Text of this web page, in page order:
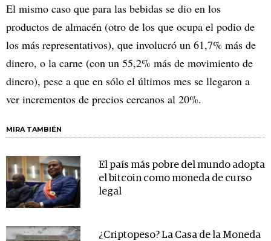
El mismo caso que para las bebidas se dio en los
productos de almacén (otro de los que ocupa el podio de
los más representativos), que involucró un 61,7% más de
dinero, o la carne (con un 55,2% más de movimiento de
dinero), pese a que en sólo el últimos mes se llegaron a
ver incrementos de precios cercanos al 20%.
MIRA TAMBIÉN
El país más pobre del mundo adopta
el bitcoin como moneda de curso
legal
¿Criptopeso? La Casa de la Moneda